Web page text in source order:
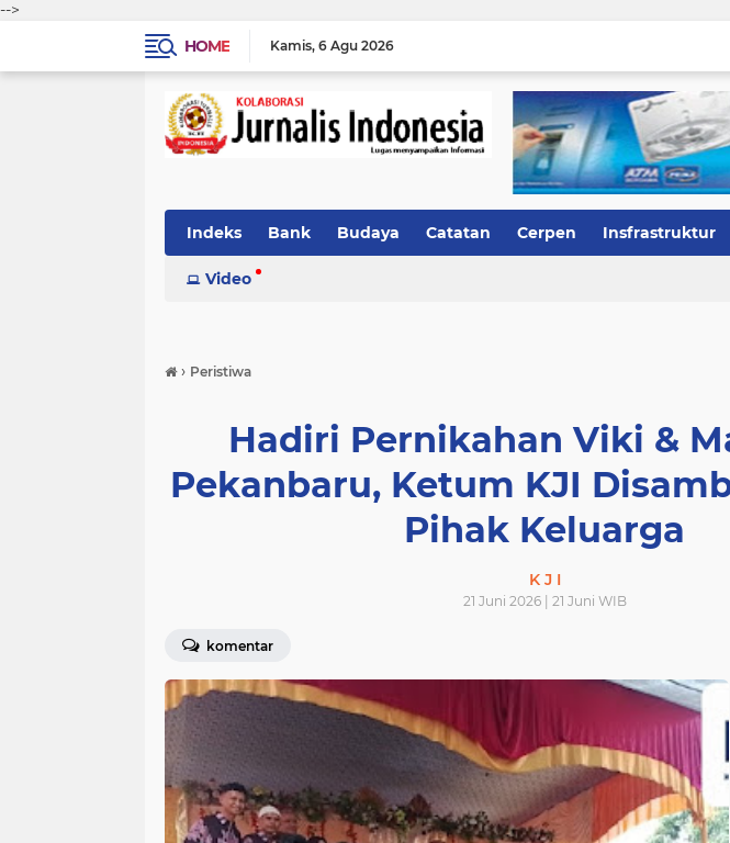
-->
HOME
Kamis 6 Agu 2026
Indeks Bank Budaya Catatan Cerpen Insfrastruktur
Parlemen
Video
› Peristiwa
Hadiri Pernikahan Viki &
Pekanbaru, Ketum KJI
Pihak Keluarga
K J I
21 Juni 2026 | 21 Juni WIB
komentar